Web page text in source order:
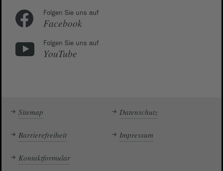
Folgen Sie uns auf
Facebook
Folgen Sie uns auf
YouTube
Sitemap Datenschutz
Barrierefreiheit Impressum
Kontaktformular